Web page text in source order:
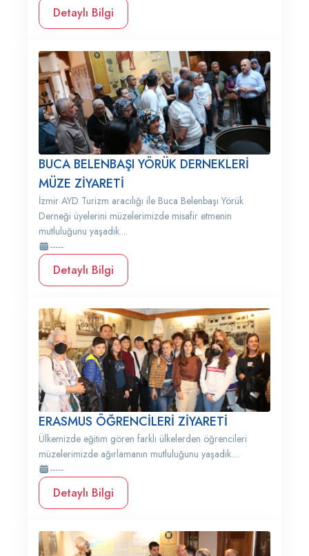
Detaylı Bilgi
BUCA BELENBAŞI YÖRÜK DERNEKLERİ
MÜZE ZİYARETİ
İzmir AYD Turizm aracılığı ile Buca Belenbaşı Yörük
Derneği üyelerini müzelerimizde misafir etmenin
mutluluğunu yaşadık....
-----
Detaylı Bilgi
ERASMUS ÖĞRENCİLERİ ZİYARETİ
Ülkemizde eğitim gören farklı ülkelerden öğrencileri
müzelerimizde ağırlamanın mutluluğunu yaşadık....
-----
Detaylı Bilgi